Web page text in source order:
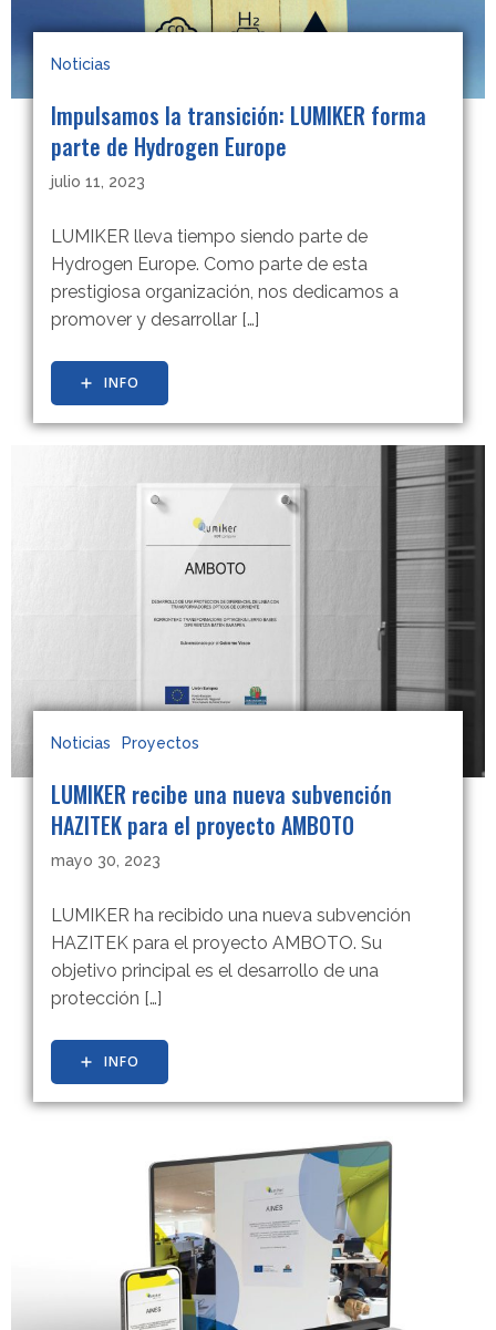
Noticias
Impulsamos la transición: LUMIKER forma
parte de Hydrogen Europe
julio 11, 2023
LUMIKER lleva tiempo siendo parte de
Hydrogen Europe. Como parte de esta
prestigiosa organización, nos dedicamos a
promover y desarrollar […]
INFO
Noticias Proyectos
LUMIKER recibe una nueva subvención
HAZITEK para el proyecto AMBOTO
mayo 30, 2023
LUMIKER ha recibido una nueva subvención
HAZITEK para el proyecto AMBOTO. Su
objetivo principal es el desarrollo de una
protección […]
INFO